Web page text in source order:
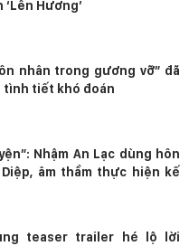
Hương’
nhân trong gương vỡ” đã
tình tiết khó đoán
Nhậm An Lạc dùng hôn
âm thầm thực hiện kế
teaser trailer hé lộ lời